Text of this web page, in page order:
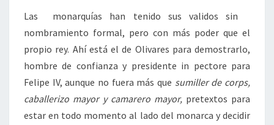
Las monarquías han tenido sus validos sin
nombramiento formal, pero con más poder que el
propio rey. Ahí está el de Olivares para demostrarlo,
hombre de confianza y presidente in pectore para
Felipe IV, aunque no fuera más que sumiller de corps,
caballerizo mayor y camarero mayor, pretextos para
estar en todo momento al lado del monarca y decidir